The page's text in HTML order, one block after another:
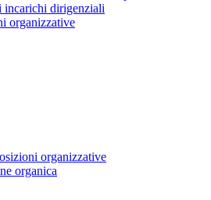
incarichi dirigenziali
organizzative
organizzative
organica